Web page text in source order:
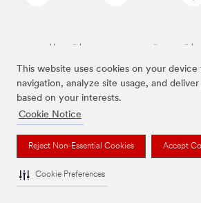
This website uses cookies on your
navigation, analyze site usage, and
based on your interests.
Cookie Notice
Reject Non-Essential Cookies Accept
Cookie Preferences
Varumärken som anges ovan är